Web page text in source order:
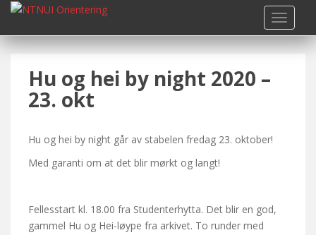
i
Hu og hei by night 2020 –
23. okt
Hu og hei by night går av stabelen fredag 23. oktober!
Med garanti om at det blir mørkt og langt!
Fellesstart kl. 18.00 fra Studenterhytta. Det blir en god,
gammel Hu og Hei-løype fra arkivet. To runder med